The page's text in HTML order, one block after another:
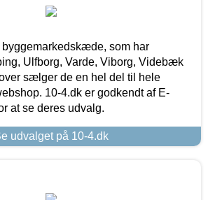
byggemarkedskæde, som har
Ulfborg, Varde, Viborg, Videbæk
sælger de en hel del til hele
10-4.dk er godkendt af E-
at se deres udvalg.
udvalget på 10-4.dk